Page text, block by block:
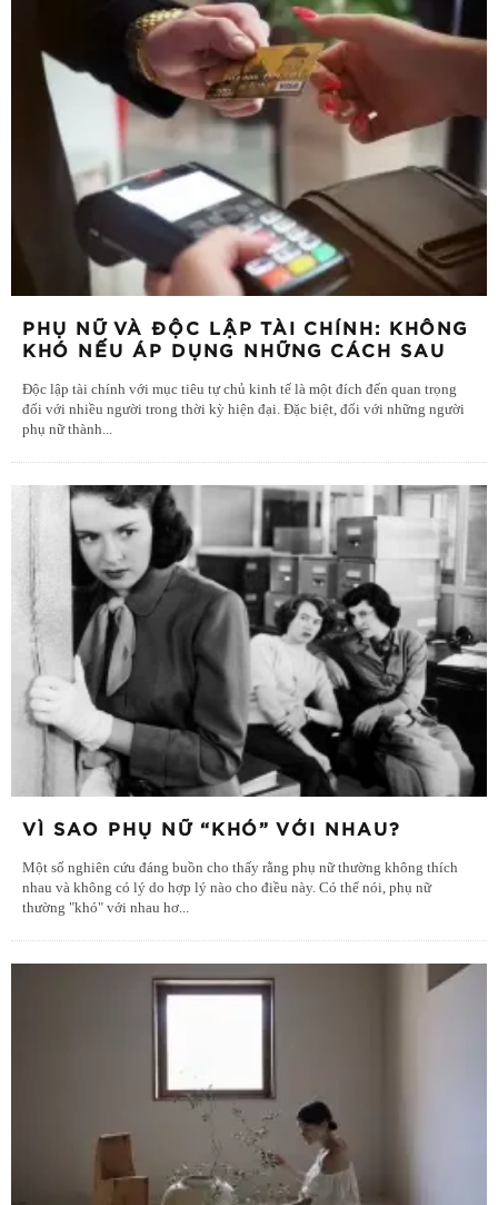
PHỤ NỮ VÀ ĐỘC LẬP TÀI CHÍNH: KHÔNG
KHÓ NẾU ÁP DỤNG NHỮNG CÁCH SAU
Độc lập tài chính với mục tiêu tự chủ kinh tế là một đích đến quan trọng
đối với nhiều người trong thời kỳ hiện đại. Đặc biệt, đối với những người
phụ nữ thành...
VÌ SAO PHỤ NỮ “KHÓ” VỚI NHAU?
Một số nghiên cứu đáng buồn cho thấy rằng phụ nữ thường không thích
nhau và không có lý do hợp lý nào cho điều này. Có thể nói, phụ nữ
thường "khó" với nhau hơ...